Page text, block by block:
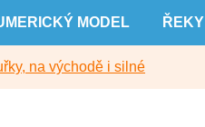
MODEL ŘEKY
na východě i silné